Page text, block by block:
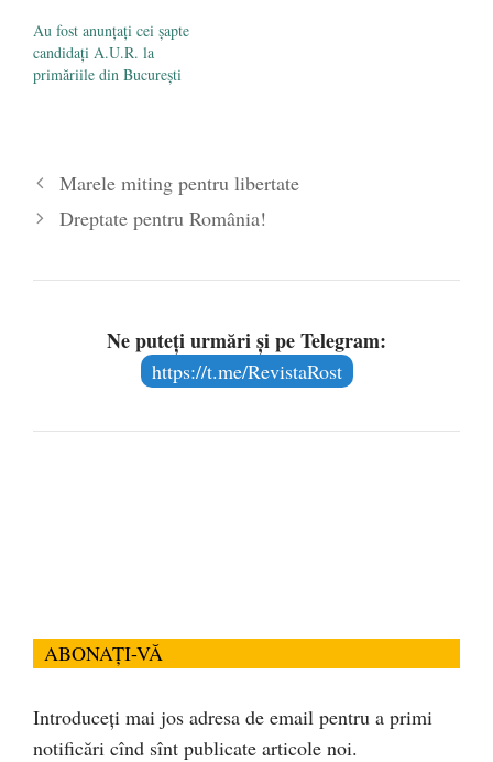
Au fost anunțați cei șapte
candidați A.U.R. la
primăriile din București
Marele miting pentru libertate
Dreptate pentru România!
Ne puteți urmări și pe Telegram:
https://t.me/RevistaRost
ABONAȚI-VĂ
Introduceți mai jos adresa de email pentru a primi
notificări cînd sînt publicate articole noi.